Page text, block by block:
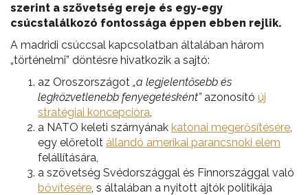
szerint a szövetség ereje és egy-egy
csúcstalálkozó fontossága éppen ebben rejlik.
A madridi csúccsal kapcsolatban általában három
„történelmi” döntésre hivatkozik a sajtó:
az Oroszországot „a legjelentősebb és
legközvetlenebb fenyegetésként”azonosító új
stratégiai koncepcióra,
a NATO keleti szárnyának katonai megerősítésére,
egy előretolt állandó amerikai parancsnoki elem
felállítására,
a szövetség Svédországgal és Finnországgal való
bővítésére, s általában a nyitott ajtók politikája